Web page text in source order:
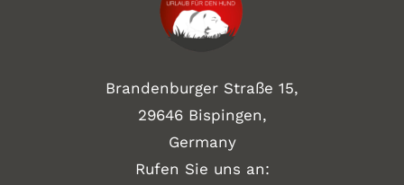
Brandenburger Straße 15,
29646 Bispingen,
Germany
Rufen Sie uns an: